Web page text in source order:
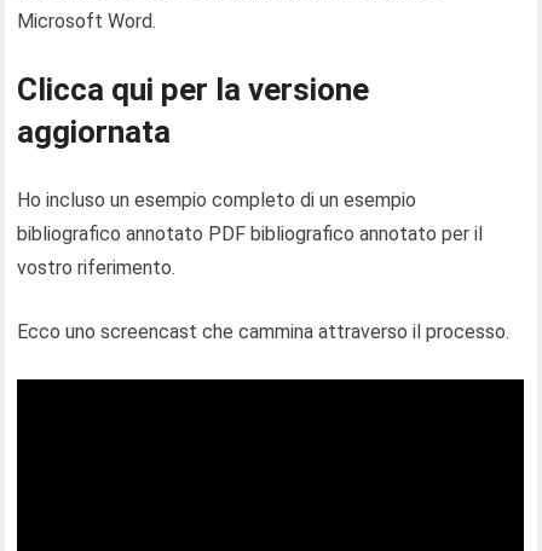
Microsoft Word.
Clicca qui per la versione
aggiornata
Ho incluso un esempio completo di un esempio
bibliografico annotato PDF bibliografico annotato per il
vostro riferimento.
Ecco uno screencast che cammina attraverso il processo.